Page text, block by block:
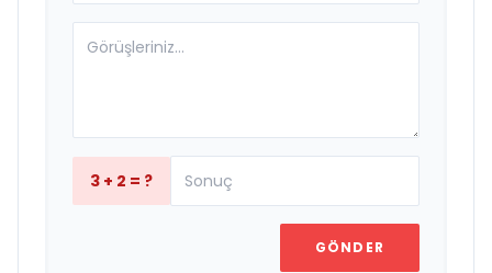
3 + 2 = ?
GÖNDER